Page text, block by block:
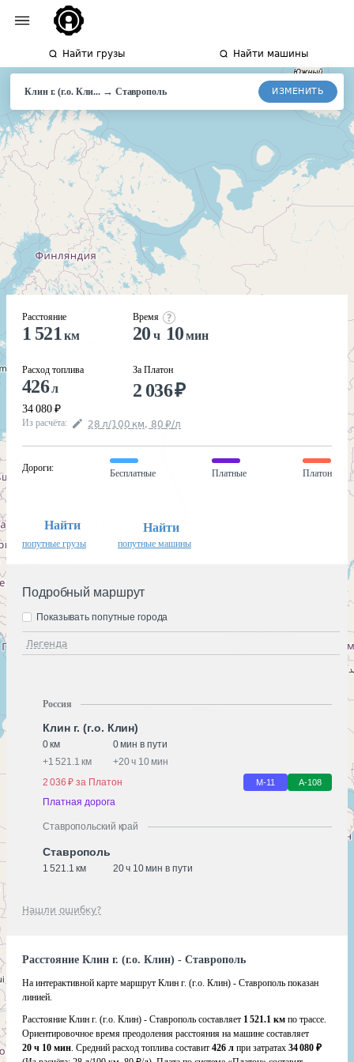
Найти грузы Найти машины
Клин г. (г.о. Кли... → Ставрополь ИЗМЕНИТЬ
Расстояние
1 521 км
Расход топлива
426л
34 080 ₽
Время
20 ч 10 мин
За Платон
2 036₽
Из расчёта: 28 л/100 км, 80 ₽/л
Дороги:
Бесплатные Платные Платон
Найти
попутные грузы
Найти
попутные машины
Подробный маршрут
Легенда
Показывать попутные города
Россия
Клин г. (г.о. Клин)
0 км
0 мин в пути
+1 521.1 км +20 ч 10 мин
2 036 ₽ за Платон
М-11 А-108
Платная дорога
Ставропольский край
Ставрополь
1 521.1 км 20 ч 10 мин в пути
Нашли ошибку?
Расстояние Клин г. (г.о. Клин) - Ставрополь
На интерактивной карте маршрут Клин г. (г.о. Клин) - Ставрополь показан
линией.
Расстояние Клин г. (г.о. Клин) - Ставрополь составляет 1 521.1 км по трассе.
Ориентировочное время преодоления расстояния на машине составляет
20 ч 10 мин. Средний расход топлива составит 426 л при затратах 34 080 ₽